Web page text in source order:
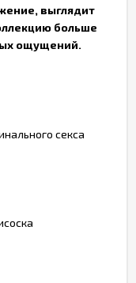
выглядит
больше
ощущений.
секса